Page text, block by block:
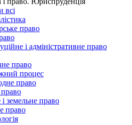
всі
право
і адміністративне право
право
процес
право
земельне право
право